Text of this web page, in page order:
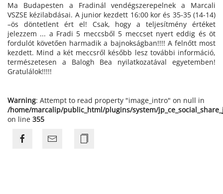
Ma Budapesten a Fradinál vendégszerepelnek a Marcali
VSZSE kézilabdásai. A junior kezdett 16:00 kor és 35-35 (14-14)
–ös döntetlent ért el! Csak, hogy a teljesítmény értéket
jelezzem ... a Fradi 5 meccsből 5 meccset nyert eddig és öt
fordulót követően harmadik a bajnokságban!!!! A felnőtt most
kezdett. Mind a két meccsről később lesz további információ,
természetesen a Balogh Bea nyilatkozatával egyetemben!
Gratulálok!!!!!
Warning: Attempt to read property "image_intro" on null in
/home/marcalip/public_html/plugins/system/
on line 355